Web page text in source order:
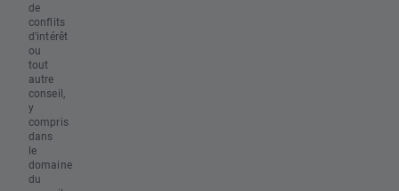
de
conflits
d'intérêt
ou
tout
autre
conseil,
y
compris
dans
le
domaine
du